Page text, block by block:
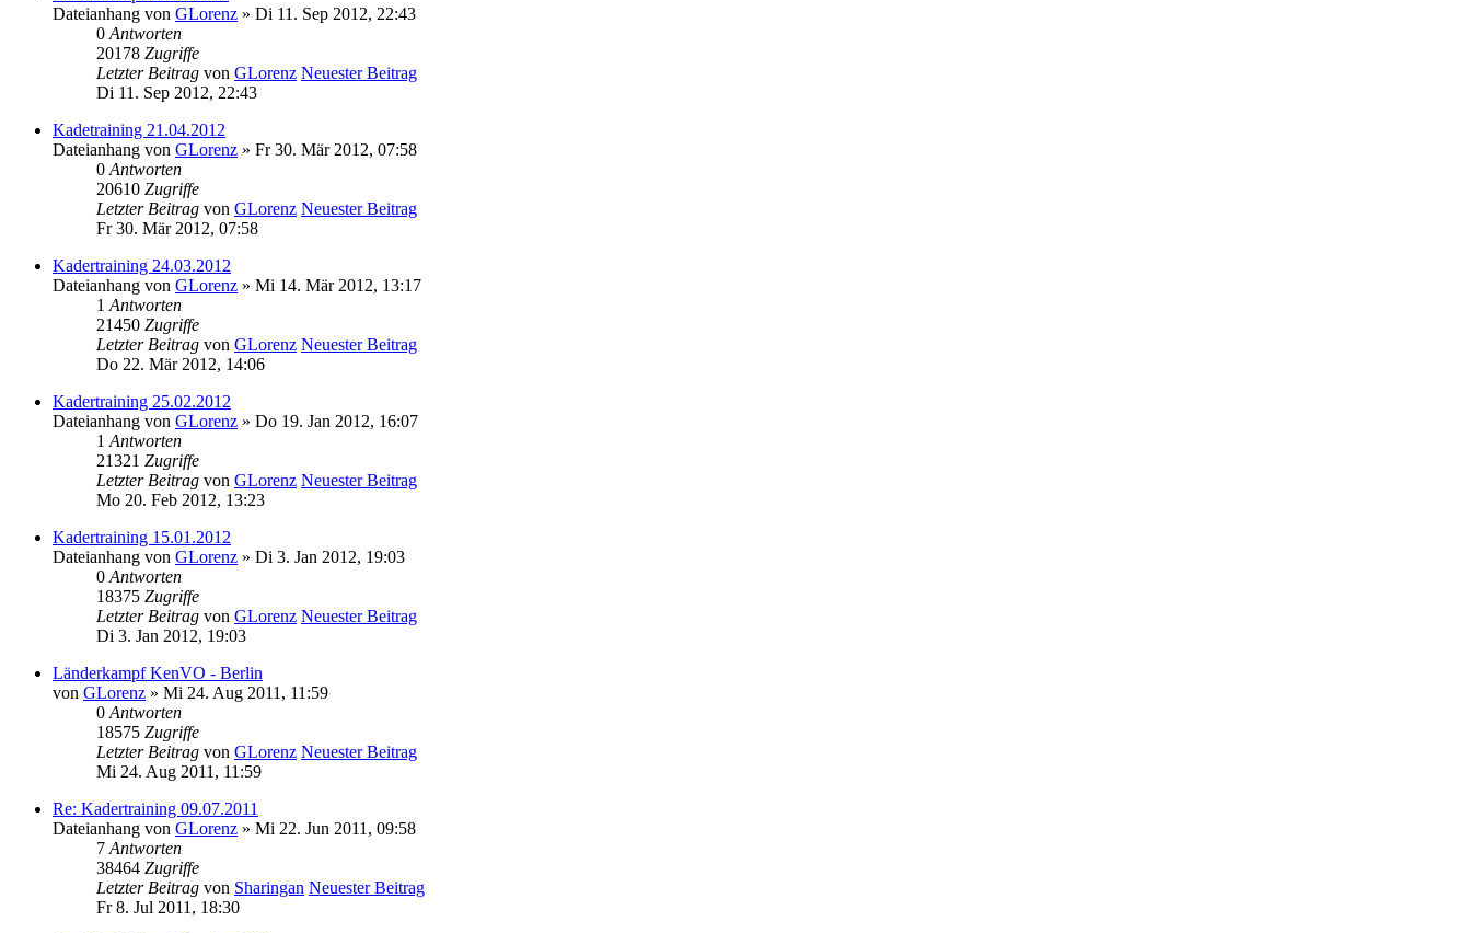
Dateianhang von GLorenz » Di 11. Sep 2012, 22:43
0 Antworten
20178 Zugriffe
Letzter Beitrag von GLorenz Neuester Beitrag
Di 11. Sep 2012, 22:43
Kadetraining 21.04.2012
Dateianhang von GLorenz » Fr 30. Mär 2012, 07:58
0 Antworten
20610 Zugriffe
Letzter Beitrag von GLorenz Neuester Beitrag
Fr 30. Mär 2012, 07:58
Kadertraining 24.03.2012
Dateianhang von GLorenz » Mi 14. Mär 2012, 13:17
1 Antworten
21450 Zugriffe
Letzter Beitrag von GLorenz Neuester Beitrag
Do 22. Mär 2012, 14:06
Kadertraining 25.02.2012
Dateianhang von GLorenz » Do 19. Jan 2012, 16:07
1 Antworten
21321 Zugriffe
Letzter Beitrag von GLorenz Neuester Beitrag
Mo 20. Feb 2012, 13:23
Kadertraining 15.01.2012
Dateianhang von GLorenz » Di 3. Jan 2012, 19:03
0 Antworten
18375 Zugriffe
Letzter Beitrag von GLorenz Neuester Beitrag
Di 3. Jan 2012, 19:03
Länderkampf KenVO - Berlin
von GLorenz » Mi 24. Aug 2011, 11:59
0 Antworten
18575 Zugriffe
Letzter Beitrag von GLorenz Neuester Beitrag
Mi 24. Aug 2011, 11:59
Re: Kadertraining 09.07.2011
Dateianhang von GLorenz » Mi 22. Jun 2011, 09:58
7 Antworten
38464 Zugriffe
Letzter Beitrag von Sharingan Neuester Beitrag
Fr 8. Jul 2011, 18:30